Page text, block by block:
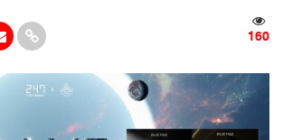
160